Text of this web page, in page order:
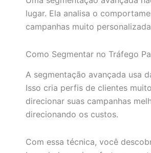
lugar. Ela analisa o
campanhas muito
Como Segmentar no Tráfego
A segmentação avançada usa
Isso cria perfis de clientes
direcionar suas campanhas
direcionando os custos.
Com essa técnica, você